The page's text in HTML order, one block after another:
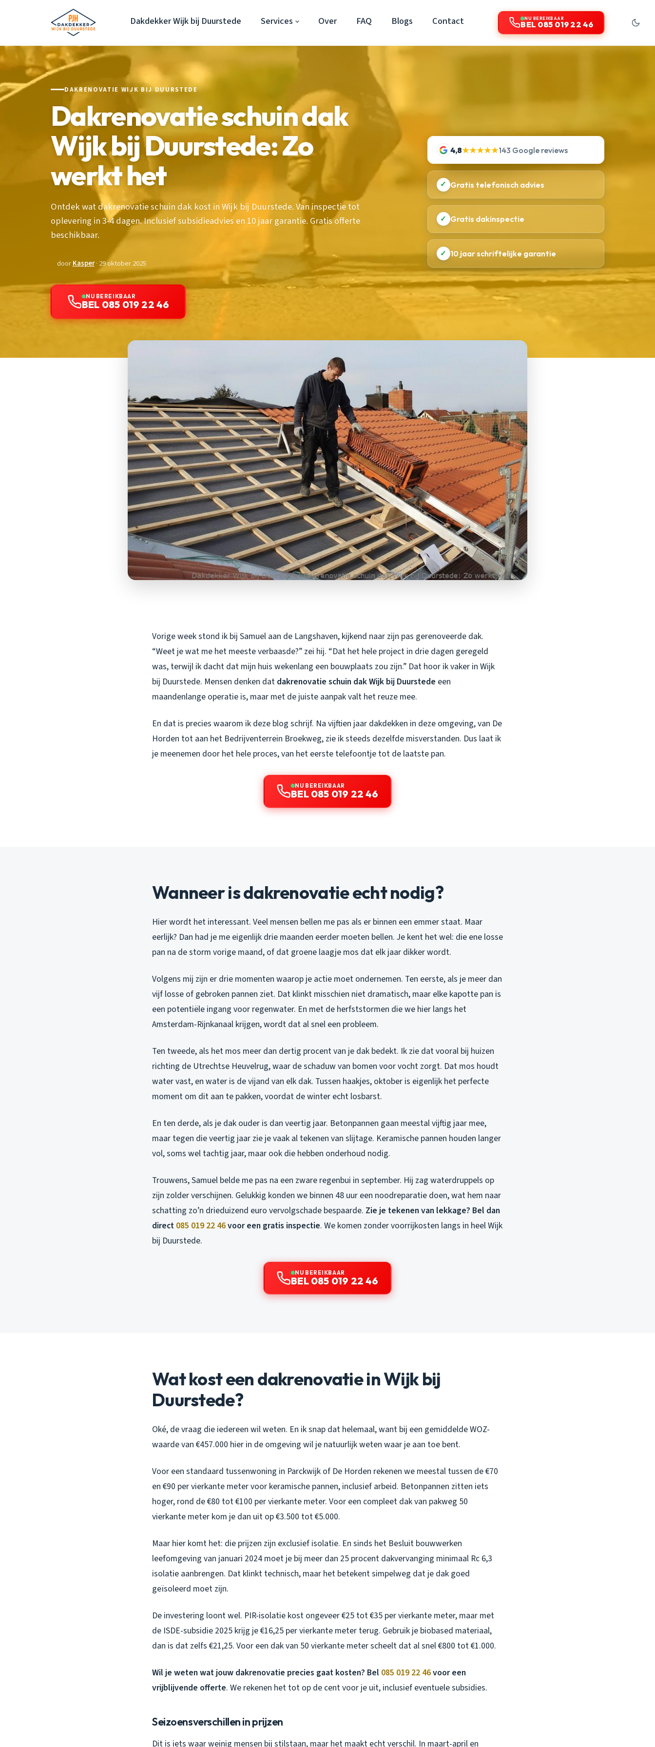
Dakdekker Wijk bij Duurstede Services Over FAQ Blogs Contact NU BEREIKBAAR
BEL 085 019 22 46
DAKRENOVATIE WIJK BIJ DUURSTEDE
Dakrenovatie schuin dak
Wijk bij Duurstede: Zo
werkt het
Ontdek wat dakrenovatie schuin dak kost in Wijk bij Duurstede. Van inspectie tot
oplevering in 3-4 dagen. Inclusief subsidieadvies en 10 jaar garantie. Gratis offerte
beschikbaar.
doorKasper· 29 oktober 2025
NU BEREIKBAAR
BEL 085 019 22 46
4,8★★★★★143 Google reviews
✓ Gratis telefonisch advies
✓ Gratis dakinspectie
✓ 10 jaar schriftelijke garantie
Vorige week stond ik bij Samuel aan de Langshaven, kijkend naar zijn pas gerenoveerde dak.
“Weet je wat me het meeste verbaasde?” zei hij. “Dat het hele project in drie dagen geregeld
was, terwijl ik dacht dat mijn huis wekenlang een bouwplaats zou zijn.” Dat hoor ik vaker in Wijk
bij Duurstede. Mensen denken dat dakrenovatie schuin dak Wijk bij Duurstede een
maandenlange operatie is, maar met de juiste aanpak valt het reuze mee.
En dat is precies waarom ik deze blog schrijf. Na vijftien jaar dakdekken in deze omgeving, van De
Horden tot aan het Bedrijventerrein Broekweg, zie ik steeds dezelfde misverstanden. Dus laat ik
je meenemen door het hele proces, van het eerste telefoontje tot de laatste pan.
NU BEREIKBAAR
BEL 085 019 22 46
Wanneer is dakrenovatie echt nodig?
Hier wordt het interessant. Veel mensen bellen me pas als er binnen een emmer staat. Maar
eerlijk? Dan had je me eigenlijk drie maanden eerder moeten bellen. Je kent het wel: die ene losse
pan na de storm vorige maand, of dat groene laagje mos dat elk jaar dikker wordt.
Volgens mij zijn er drie momenten waarop je actie moet ondernemen. Ten eerste, als je meer dan
vijf losse of gebroken pannen ziet. Dat klinkt misschien niet dramatisch, maar elke kapotte pan is
een potentiële ingang voor regenwater. En met de herfststormen die we hier langs het
Amsterdam-Rijnkanaal krijgen, wordt dat al snel een probleem.
Ten tweede, als het mos meer dan dertig procent van je dak bedekt. Ik zie dat vooral bij huizen
richting de Utrechtse Heuvelrug, waar de schaduw van bomen voor vocht zorgt. Dat mos houdt
water vast, en water is de vijand van elk dak. Tussen haakjes, oktober is eigenlijk het perfecte
moment om dit aan te pakken, voordat de winter echt losbarst.
En ten derde, als je dak ouder is dan veertig jaar. Betonpannen gaan meestal vijftig jaar mee,
maar tegen die veertig jaar zie je vaak al tekenen van slijtage. Keramische pannen houden langer
vol, soms wel tachtig jaar, maar ook die hebben onderhoud nodig.
Trouwens, Samuel belde me pas na een zware regenbui in september. Hij zag waterdruppels op
zijn zolder verschijnen. Gelukkig konden we binnen 48 uur een noodreparatie doen, wat hem naar
schatting zo’n drieduizend euro vervolgschade bespaarde. Zie je tekenen van lekkage? Bel dan
direct 085 019 22 46voor een gratis inspectie. We komen zonder voorrijkosten langs in heel Wijk
bij Duurstede.
NU BEREIKBAAR
BEL 085 019 22 46
Wat kost een dakrenovatie in Wijk bij
Duurstede?
Oké, de vraag die iedereen wil weten. En ik snap dat helemaal, want bij een gemiddelde WOZ-
waarde van €457.000 hier in de omgeving wil je natuurlijk weten waar je aan toe bent.
Voor een standaard tussenwoning in Parckwijk of De Horden rekenen we meestal tussen de €70
en €90 per vierkante meter voor keramische pannen, inclusief arbeid. Betonpannen zitten iets
hoger, rond de €80 tot €100 per vierkante meter. Voor een compleet dak van pakweg 50
vierkante meter kom je dan uit op €3.500 tot €5.000.
Maar hier komt het: die prijzen zijn exclusief isolatie. En sinds het Besluit bouwwerken
leefomgeving van januari 2024 moet je bij meer dan 25 procent dakvervanging minimaal Rc 6,3
isolatie aanbrengen. Dat klinkt technisch, maar het betekent simpelweg dat je dak goed
geïsoleerd moet zijn.
De investering loont wel. PIR-isolatie kost ongeveer €25 tot €35 per vierkante meter, maar met
de ISDE-subsidie 2025 krijg je €16,25 per vierkante meter terug. Gebruik je biobased materiaal,
dan is dat zelfs €21,25. Voor een dak van 50 vierkante meter scheelt dat al snel €800 tot €1.000.
Wil je weten wat jouw dakrenovatie precies gaat kosten? Bel 085 019 22 46voor een
vrijblijvende offerte. We rekenen het tot op de cent voor je uit, inclusief eventuele subsidies.
Seizoensverschillen in prijzen
Dit is iets waar weinig mensen bij stilstaan, maar het maakt echt verschil. In maart-april en